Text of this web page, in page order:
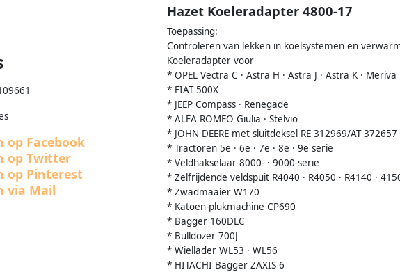
Hazet Koeleradapter 4800-17
Toepassing:
Controleren van lekken in koelsystemen en
Koeleradapter voor
* OPEL Vectra C · Astra H · Astra J · Astra K ·
* FIAT 500X
* JEEP Compass · Renegade
* ALFA ROMEO Giulia · Stelvio
* JOHN DEERE met sluitdeksel RE 312969/AT 372657
* Tractoren 5e · 6e · 7e · 8e · 9e serie
* Veldhakselaar 8000- · 9000-serie
* Zelfrijdende veldspuit R4040 · R4050 · R4140 ·
* Zwadmaaier W170
* Katoen-plukmachine CP690
* Bagger 160DLC
* Bulldozer 700J
* Wiellader WL53 · WL56
* HITACHI Bagger ZAXIS 6